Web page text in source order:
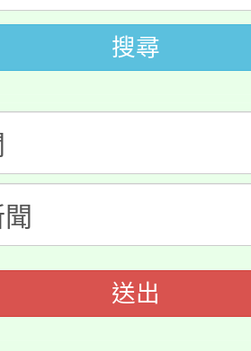
)教師甄選結果(
國文化大學推廣
》溝通分析基
迎學生輔導中心
諮商輔導、社會
報名參加。
栗縣政府辦理
校園短影音徵選
簡章及活動海報
參加。
115學年度學生
市補助參觀特色
實施計畫」
「教育部表揚
推展貢獻獎」
搜尋
送出